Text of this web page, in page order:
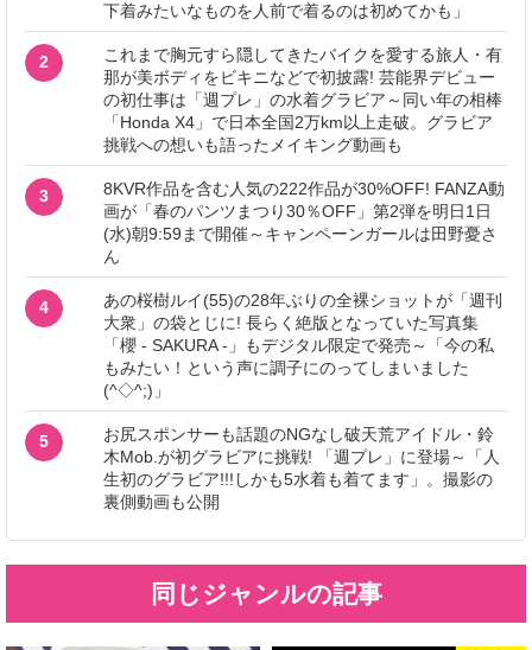
下着みたいなものを人前で着るのは初めてかも」
2
これまで胸元すら隠してきたバイクを愛する旅人・有
那が美ボディをビキニなどで初披露! 芸能界デビュー
の初仕事は「週プレ」の水着グラビア～同い年の相棒
「Honda X4」で日本全国2万km以上走破。グラビア
挑戦への想いも語ったメイキング動画も
3
8KVR作品を含む人気の222作品が30%OFF! FANZA動
画が「春のパンツまつり30％OFF」第2弾を明日1日
(水)朝9:59まで開催～キャンペーンガールは田野憂さ
ん
4
あの桜樹ルイ(55)の28年ぶりの全裸ショットが「週刊
大衆」の袋とじに! 長らく絶版となっていた写真集
「櫻 - SAKURA -」もデジタル限定で発売～「今の私
もみたい！という声に調子にのってしまいました
(^◇^;)」
5
お尻スポンサーも話題のNGなし破天荒アイドル・鈴
木Mob.が初グラビアに挑戦! 「週プレ」に登場～「人
生初のグラビア!!!しかも5水着も着てます」。撮影の
裏側動画も公開
同じジャンルの記事